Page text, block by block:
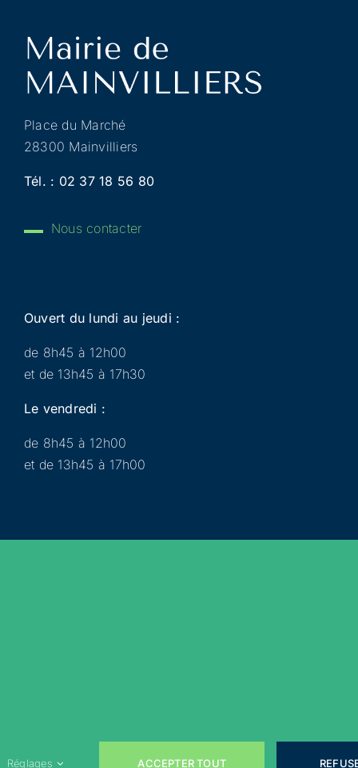
Place du Marché
28300 Mainvilliers
Tél. : 02 37 18 56 80
Nous contacter
Ouvert du lundi au jeudi :
de 8h45 à 12h00
et de 13h45 à 17h30
Le vendredi :
de 8h45 à 12h00
et de 13h45 à 17h00
Réglages ACCEPTER TOUT